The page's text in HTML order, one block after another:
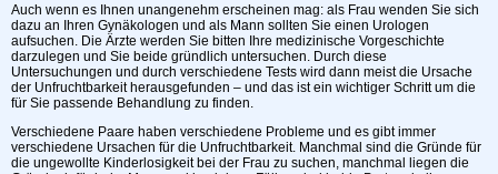
Auch wenn es Ihnen unangenehm erscheinen mag: als Frau wenden Sie sich
dazu an Ihren Gynäkologen und als Mann sollten Sie einen Urologen
aufsuchen. Die Ärzte werden Sie bitten Ihre medizinische Vorgeschichte
darzulegen und Sie beide gründlich untersuchen. Durch diese
Untersuchungen und durch verschiedene Tests wird dann meist die Ursache
der Unfruchtbarkeit herausgefunden – und das ist ein wichtiger Schritt um die
für Sie passende Behandlung zu finden.
Verschiedene Paare haben verschiedene Probleme und es gibt immer
verschiedene Ursachen für die Unfruchtbarkeit. Manchmal sind die Gründe für
die ungewollte Kinderlosigkeit bei der Frau zu suchen, manchmal liegen die